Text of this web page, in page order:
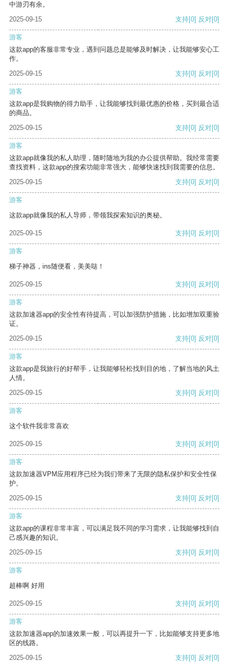
中游刃有余。
2025-09-15
支持[0] 反对[0]
游客
这款app的客服非常专业，遇到问题总是能够及时解决，让我能够安心工
作。
2025-09-15
支持[0] 反对[0]
游客
这款app是我购物的得力助手，让我能够找到最优惠的价格，买到最合适
的商品。
2025-09-15
支持[0] 反对[0]
游客
这款app就像我的私人助理，随时随地为我的办公提供帮助。我经常需要
查找资料，这款app的搜索功能非常强大，能够快速找到我需要的信息。
2025-09-15
支持[0] 反对[0]
游客
这款app就像我的私人导师，带领我探索知识的奥秘。
2025-09-15 支持[0] 反对[0]
游客
梯子神器，ins随便看，美美哒！
2025-09-15 支持[0] 反对[0]
游客
这款加速器app的安全性有待提高，可以加强防护措施，比如增加双重验
证。
2025-09-15
支持[0] 反对[0]
游客
这款app是我旅行的好帮手，让我能够轻松找到目的地，了解当地的风土
人情。
2025-09-15
支持[0] 反对[0]
游客
这个软件我非常喜欢
2025-09-15 支持[0] 反对[0]
游客
这款加速器VPM应用程序已经为我们带来了无限的隐私保护和安全性保
护。
2025-09-15
支持[0] 反对[0]
游客
这款app的课程非常丰富，可以满足我不同的学习需求，让我能够找到自
己感兴趣的知识。
2025-09-15
支持[0] 反对[0]
游客
超棒啊 好用
2025-09-15 支持[0] 反对[0]
游客
这款加速器app的加速效果一般，可以再提升一下，比如能够支持更多地
区的线路。
2025-09-15
支持[0] 反对[0]